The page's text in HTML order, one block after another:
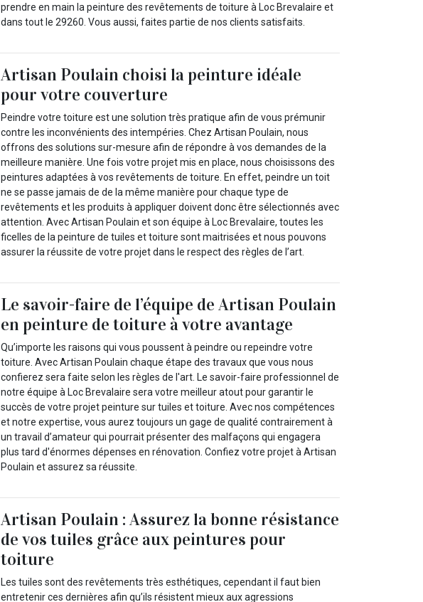
prendre en main la peinture des revêtements de toiture à Loc Brevalaire et
dans tout le 29260. Vous aussi, faites partie de nos clients satisfaits.
Artisan Poulain choisi la peinture idéale
pour votre couverture
Peindre votre toiture est une solution très pratique afin de vous prémunir
contre les inconvénients des intempéries. Chez Artisan Poulain, nous
offrons des solutions sur-mesure afin de répondre à vos demandes de la
meilleure manière. Une fois votre projet mis en place, nous choisissons des
peintures adaptées à vos revêtements de toiture. En effet, peindre un toit
ne se passe jamais de de la même manière pour chaque type de
revêtements et les produits à appliquer doivent donc être sélectionnés avec
attention. Avec Artisan Poulain et son équipe à Loc Brevalaire, toutes les
ficelles de la peinture de tuiles et toiture sont maitrisées et nous pouvons
assurer la réussite de votre projet dans le respect des règles de l’art.
Le savoir-faire de l’équipe de Artisan Poulain
en peinture de toiture à votre avantage
Qu’importe les raisons qui vous poussent à peindre ou repeindre votre
toiture. Avec Artisan Poulain chaque étape des travaux que vous nous
confierez sera faite selon les règles de l'art. Le savoir-faire professionnel de
notre équipe à Loc Brevalaire sera votre meilleur atout pour garantir le
succès de votre projet peinture sur tuiles et toiture. Avec nos compétences
et notre expertise, vous aurez toujours un gage de qualité contrairement à
un travail d’amateur qui pourrait présenter des malfaçons qui engagera
plus tard d'énormes dépenses en rénovation. Confiez votre projet à Artisan
Poulain et assurez sa réussite.
Artisan Poulain : Assurez la bonne résistance
de vos tuiles grâce aux peintures pour
toiture
Les tuiles sont des revêtements très esthétiques, cependant il faut bien
entretenir ces dernières afin qu’ils résistent mieux aux agressions